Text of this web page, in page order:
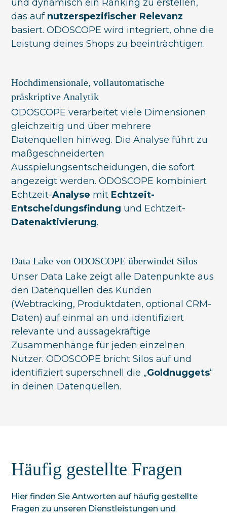
und dynamisch ein Ranking zu erstellen,
das auf nutzerspezifischer Relevanz
basiert. ODOSCOPE wird integriert, ohne die
Leistung deines Shops zu beeinträchtigen.
Hochdimensionale, vollautomatische
präskriptive Analytik
ODOSCOPE verarbeitet viele Dimensionen
gleichzeitig und über mehrere
Datenquellen hinweg. Die Analyse führt zu
maßgeschneiderten
Ausspielungsentscheidungen, die sofort
angezeigt werden. ODOSCOPE kombiniert
Echtzeit-Analyse mit Echtzeit-
Entscheidungsfindung und Echtzeit-
Datenaktivierung.
Data Lake von ODOSCOPE überwindet Silos
Unser Data Lake zeigt alle Datenpunkte aus
den Datenquellen des Kunden
(Webtracking, Produktdaten, optional CRM-
Daten) auf einmal an und identifiziert
relevante und aussagekräftige
Zusammenhänge für jeden einzelnen
Nutzer. ODOSCOPE bricht Silos auf und
identifiziert superschnell die „Goldnuggets“
in deinen Datenquellen.
Häufig gestellte Fragen
Hier finden Sie Antworten auf häufig gestellte
Fragen zu unseren Dienstleistungen und